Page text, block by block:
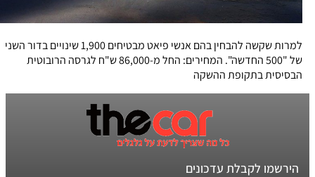
למרות שקשה להבחין בהם אנשי פיאט מבטיחים 1,900 שינויים בדור השני
של "500 החדשה". המחירים: החל מ-86,000 ש"ח לגרסה הרובוטית
הבסיסית בתקופת ההשקה
הירשמו לקבלת עדכונים